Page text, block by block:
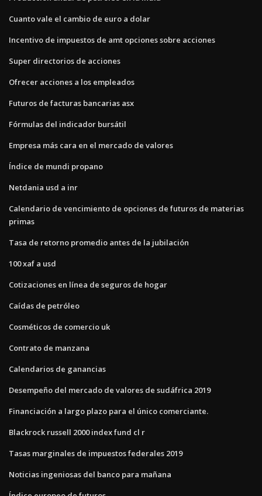
Cuanto vale el cambio de euro a dolar
Incentivo de impuestos de amt opciones sobre acciones
Super directorios de acciones
Ofrecer acciones a los empleados
Futuros de facturas bancarias asx
Fórmulas del indicador bursátil
Empresa más cara en el mercado de valores
Índice de mundi propano
Netdania usd a inr
Calendario de vencimiento de opciones de futuros de materias
primas
Tasa de retorno promedio antes de la jubilación
100 xaf a usd
Cotizaciones en línea de seguros de hogar
Caídas de petróleo
Cosméticos de comercio uk
Contrato de manzana
Calendarios de ganancias
Desempeño del mercado de valores de sudáfrica 2019
Financiación a largo plazo para el único comerciante.
Blackrock russell 2000 index fund cl r
Tasas marginales de impuestos federales 2019
Noticias ingeniosas del banco para mañana